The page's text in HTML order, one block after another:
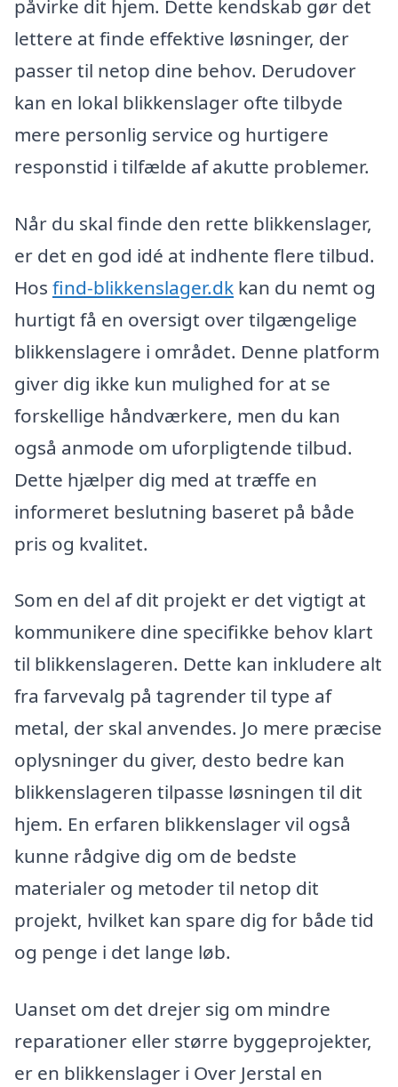
påvirke dit hjem. Dette kendskab gør det
lettere at finde effektive løsninger, der
passer til netop dine behov. Derudover
kan en lokal blikkenslager ofte tilbyde
mere personlig service og hurtigere
responstid i tilfælde af akutte problemer.
Når du skal finde den rette blikkenslager,
er det en god idé at indhente flere tilbud.
Hos find-blikkenslager.dk kan du nemt og
hurtigt få en oversigt over tilgængelige
blikkenslagere i området. Denne platform
giver dig ikke kun mulighed for at se
forskellige håndværkere, men du kan
også anmode om uforpligtende tilbud.
Dette hjælper dig med at træffe en
informeret beslutning baseret på både
pris og kvalitet.
Som en del af dit projekt er det vigtigt at
kommunikere dine specifikke behov klart
til blikkenslageren. Dette kan inkludere alt
fra farvevalg på tagrender til type af
metal, der skal anvendes. Jo mere præcise
oplysninger du giver, desto bedre kan
blikkenslageren tilpasse løsningen til dit
hjem. En erfaren blikkenslager vil også
kunne rådgive dig om de bedste
materialer og metoder til netop dit
projekt, hvilket kan spare dig for både tid
og penge i det lange løb.
Uanset om det drejer sig om mindre
reparationer eller større byggeprojekter,
er en blikkenslager i Over Jerstal en